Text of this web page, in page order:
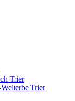
Trier
Trier